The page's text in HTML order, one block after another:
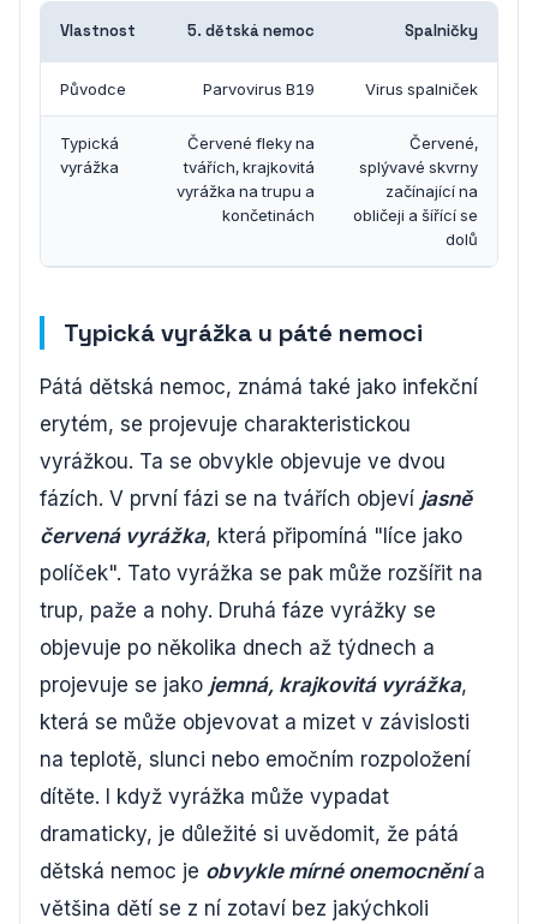
Vlastnost 5. dětská nemoc Spalničky
Původce Parvovirus B19 Virus spalniček
Typická
vyrážka
Červené fleky na
tvářích, krajkovitá
vyrážka na trupu a
končetinách
Červené,
splývavé skvrny
začínající na
obličeji a šířící se
dolů
Typická vyrážka u páté nemoci
Pátá dětská nemoc, známá také jako infekční
erytém, se projevuje charakteristickou
vyrážkou. Ta se obvykle objevuje ve dvou
fázích. V první fázi se na tvářích objeví jasně
červená vyrážka, která připomíná "líce jako
políček". Tato vyrážka se pak může rozšířit na
trup, paže a nohy. Druhá fáze vyrážky se
objevuje po několika dnech až týdnech a
projevuje se jako jemná, krajkovitá vyrážka,
která se může objevovat a mizet v závislosti
na teplotě, slunci nebo emočním rozpoložení
dítěte. I když vyrážka může vypadat
dramaticky, je důležité si uvědomit, že pátá
dětská nemoc je obvykle mírné onemocněnía
většina dětí se z ní zotaví bez jakýchkoli